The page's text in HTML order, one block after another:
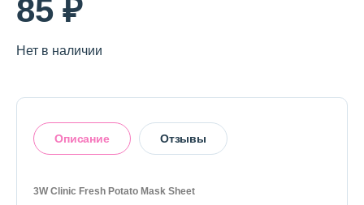
85 ₽
Нет в наличии
Описание Отзывы
3W Clinic Fresh Potato Mask Sheet